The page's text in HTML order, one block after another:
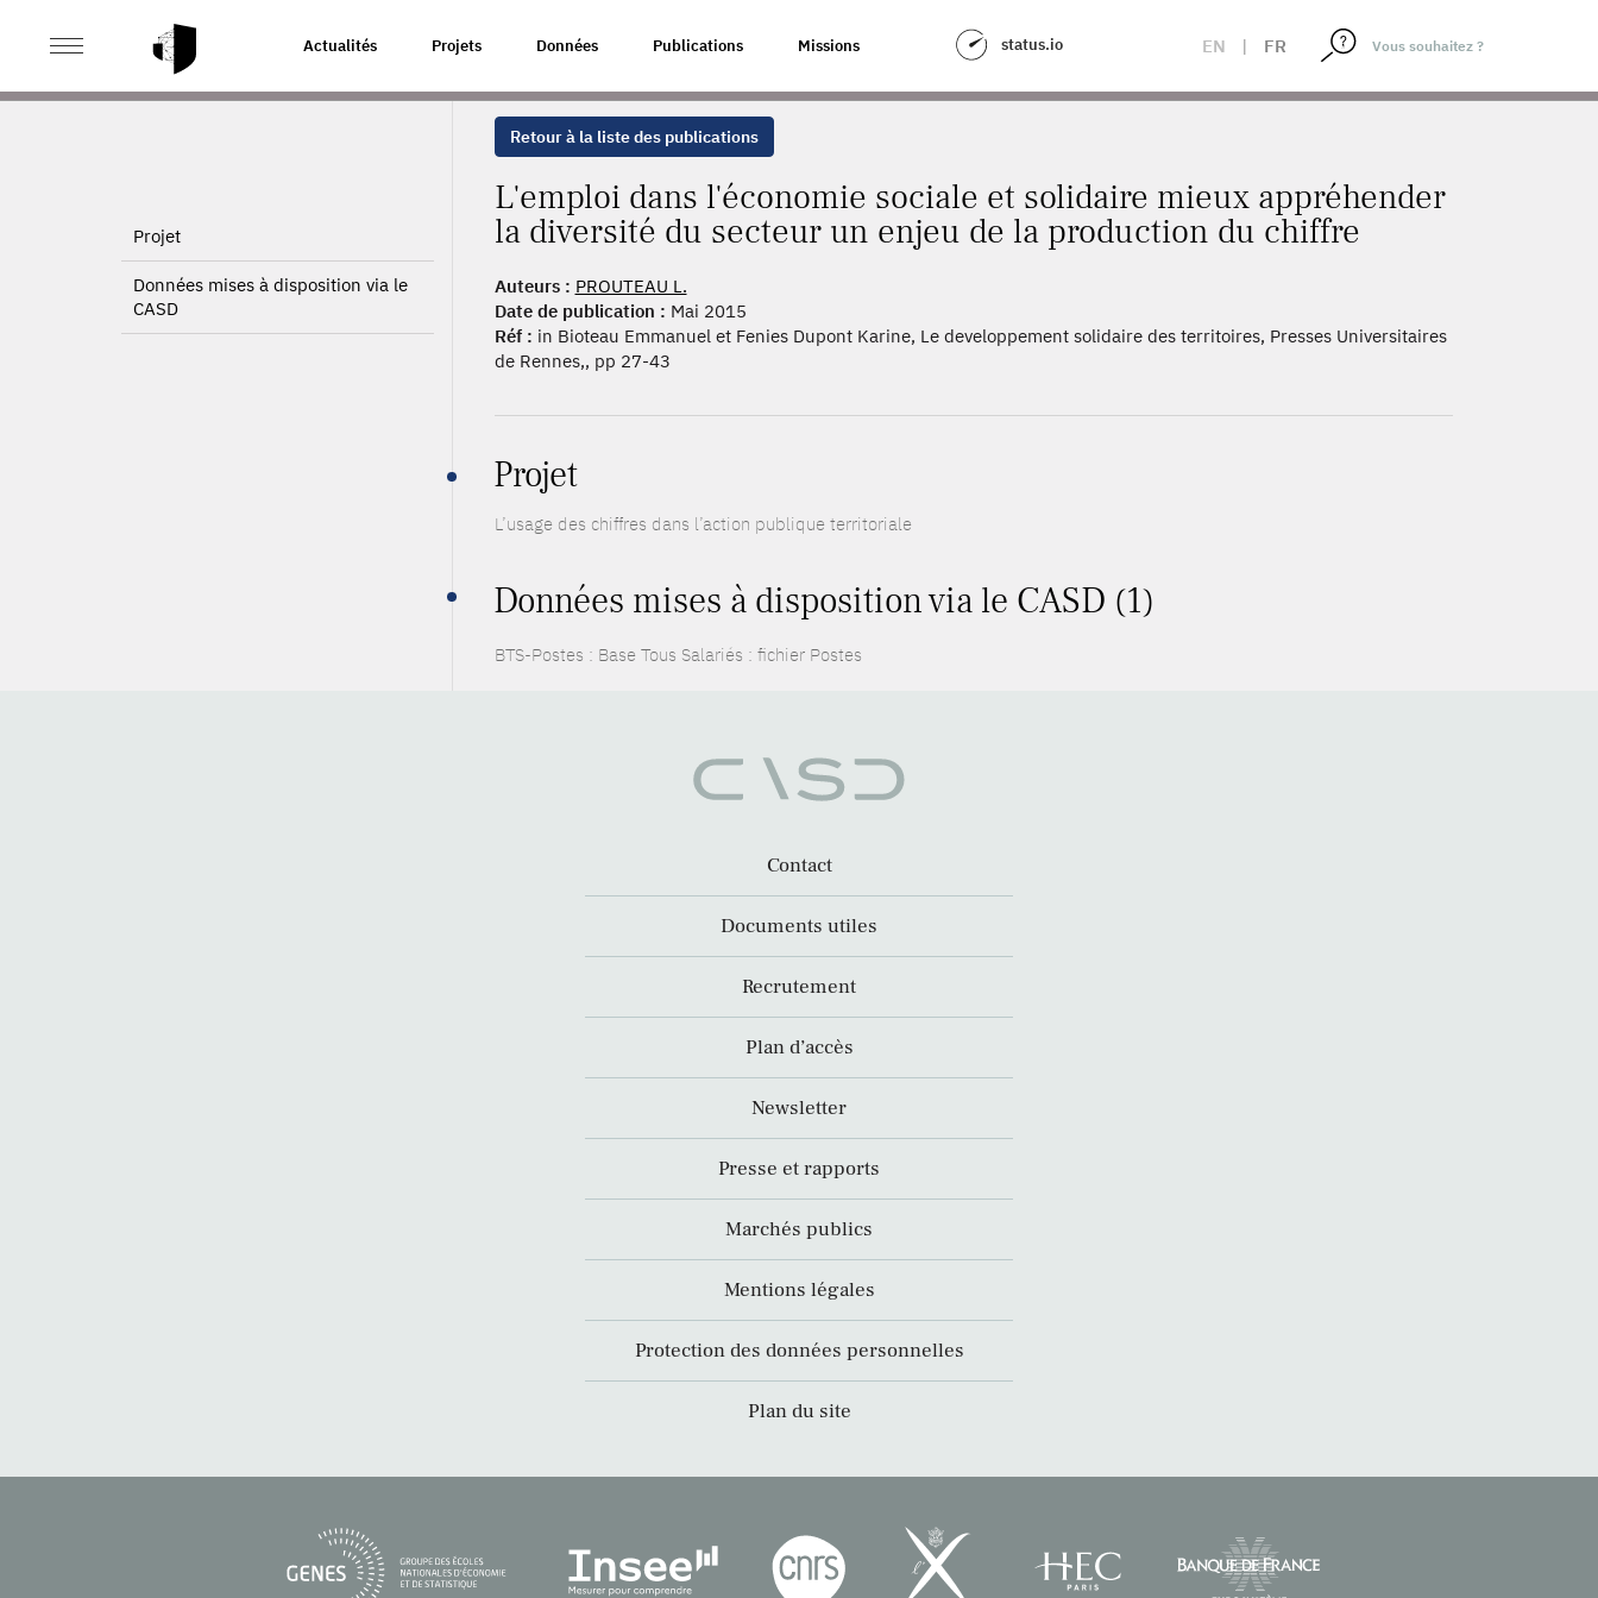
Actualités Projets Données Publications Missions status.io EN | FR
ACCUEIL PUBLICATIONS > L'EMPLOI DANS L'ÉCONOMIE SOCIALE ET SOLIDAIRE MIEUX APPRÉHENDER LA DIVERSITÉ DU SECTEUR UN ENJEU DE LA PRODUCTION DU CHIFFRE
Projet
Données mises à disposition via le
CASD
Retour à la liste des publications
L'emploi dans l'économie sociale et solidaire mieux appréhender
la diversité du secteur un enjeu de la production du chiffre
Auteurs : PROUTEAU L.
Date de publication : Mai 2015
Réf : in Bioteau Emmanuel et Fenies Dupont Karine, Le developpement solidaire des territoires, Presses Universitaires
de Rennes,, pp 27-43
Projet
L’usage des chiffres dans l’action publique territoriale
Données mises à disposition via le CASD (1)
BTS-Postes : Base Tous Salariés : fichier Postes
Contact
Documents utiles
Recrutement
Plan d’accès
Newsletter
Presse et rapports
Marchés publics
Mentions légales
Protection des données personnelles
Plan du site